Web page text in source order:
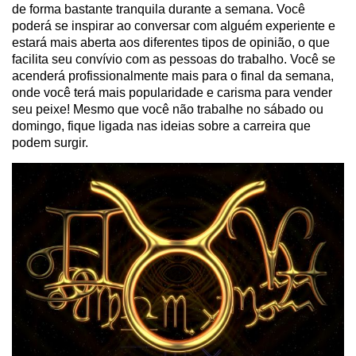
de forma bastante tranquila durante a semana. Você
poderá se inspirar ao conversar com alguém experiente e
estará mais aberta aos diferentes tipos de opinião, o que
facilita seu convívio com as pessoas do trabalho. Você se
acenderá profissionalmente mais para o final da semana,
onde você terá mais popularidade e carisma para vender
seu peixe! Mesmo que você não trabalhe no sábado ou
domingo, fique ligada nas ideias sobre a carreira que
podem surgir.